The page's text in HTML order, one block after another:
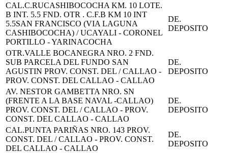
CAL.C.RUCASHIBOCOCHA KM. 10 LOTE.
B INT. 5.5 FND. OTR . C.F.B KM 10 INT
5.5SAN FRANCISCO (VIA LAGUNA
CASHIBOCOCHA) / UCAYALI - CORONEL
PORTILLO - YARINACOCHA
DE.
DEPOSITO
OTR.VALLE BOCANEGRA NRO. 2 FND.
SUB PARCELA DEL FUNDO SAN
AGUSTIN PROV. CONST. DEL / CALLAO -
PROV. CONST. DEL CALLAO - CALLAO
DE.
DEPOSITO
AV. NESTOR GAMBETTA NRO. SN
(FRENTE A LA BASE NAVAL -CALLAO)
PROV. CONST. DEL / CALLAO - PROV.
CONST. DEL CALLAO - CALLAO
DE.
DEPOSITO
CAL.PUNTA PARIÑAS NRO. 143 PROV.
CONST. DEL / CALLAO - PROV. CONST.
DEL CALLAO - CALLAO
DE.
DEPOSITO